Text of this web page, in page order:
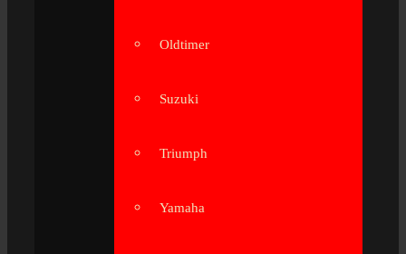
Oldtimer
Suzuki
Triumph
Yamaha